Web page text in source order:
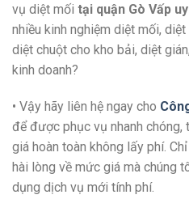
vụ diệt mối tại quận Gò Vấp
nhiều kinh nghiệm diệt mối,
diệt chuột cho kho bải, diệt
kinh doanh?
• Vậy hãy liên hệ ngay cho
để được phục vụ nhanh chóng,
giá hoàn toàn không lấy phí.
hài lòng về mức giá mà chúng
dụng dịch vụ mới tính phí.